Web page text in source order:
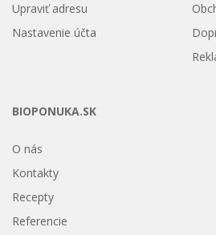
Upraviť adresu
Nastavenie účta
BIOPONUKA.SK
O nás
Kontakty
Recepty
Referencie